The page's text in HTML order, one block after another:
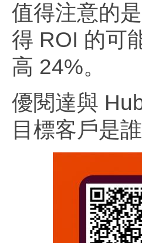
值得注意的
得 ROI 的可
高 24%。
優閱達與
目標客戶是誰